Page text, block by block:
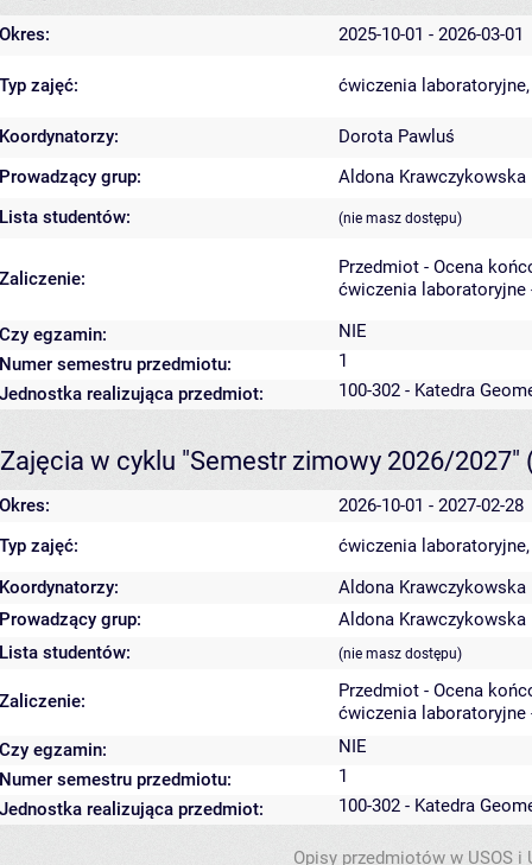
Okres: 2025-10-01 - 2026-03-01
Typ zajęć: ćwiczenia
Koordynatorzy:
Dorota Pawluś
Prowadzący grup:
Aldona Krawczykowska
Lista studentów:
(nie masz dostępu)
Zaliczenie:
Przedmiot - Ocena
ćwiczenia laboratoryjne
Czy egzamin:
NIE
Numer semestru przedmiotu:
1
Jednostka realizująca przedmiot:
100-302 - Katedra
Zajęcia w cyklu "Semestr zimowy 2026/2027"
Okres:
2026-10-01 - 2027-02-28
Typ zajęć:
ćwiczenia
Koordynatorzy:
Aldona Krawczykowska
Prowadzący grup:
Aldona Krawczykowska
Lista studentów:
(nie masz dostępu)
Zaliczenie:
Przedmiot - Ocena
ćwiczenia laboratoryjne
Czy egzamin:
NIE
Numer semestru przedmiotu:
1
Jednostka realizująca przedmiot:
100-302 - Katedra
Opisy przedmiotów w USOS